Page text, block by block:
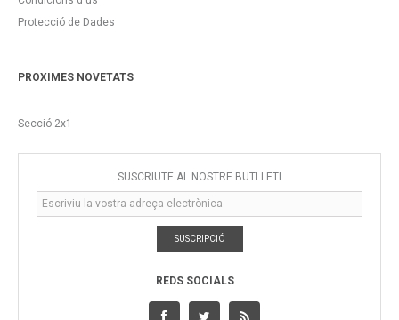
Protecció de Dades
PROXIMES NOVETATS
Secció 2x1
SUSCRIUTE AL NOSTRE BUTLLETÍ
SUSCRIPCIÓ
REDS SOCIALS